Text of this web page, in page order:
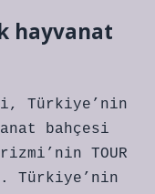
hayvanat
Türkiye’nin
bahçesi
TOUR
Türkiye’nin